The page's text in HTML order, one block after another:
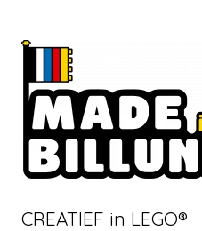
CREATIEF in LEGO®